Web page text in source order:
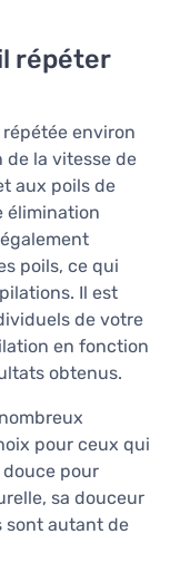
répéter
environ
de la vitesse de
aux poils de
élimination
poils, ce qui
Il est
de votre
en fonction
obtenus.
pour ceux qui
pour
sa douceur
sont autant de